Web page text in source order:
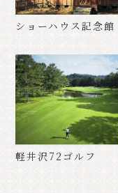
会議室利⽤希望お
軽井沢観光会館
バナー広告案内
プライバシーポリ
ショーハウス記念館
軽井沢72ゴルフ